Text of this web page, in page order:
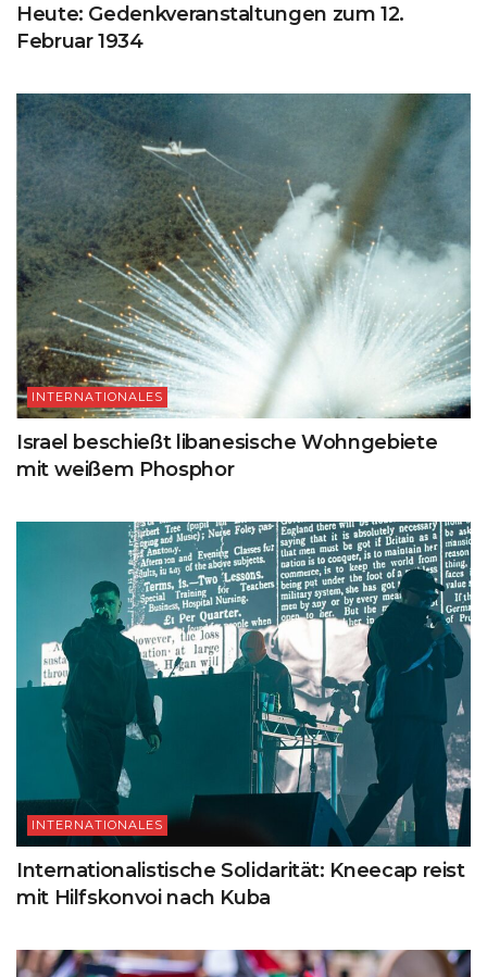
Heute: Gedenkveranstaltungen zum 12.
Februar 1934
INTERNATIONALES
Israel beschießt libanesische Wohngebiete
mit weißem Phosphor
INTERNATIONALES
Internationalistische Solidarität: Kneecap reist
mit Hilfskonvoi nach Kuba